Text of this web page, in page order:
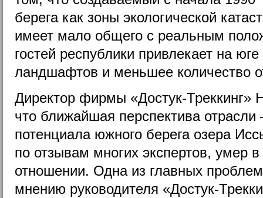
берега как зоны экологической
имеет мало общего с реальным
гостей республики привлекает на
ландшафтов и меньшее количество
Директор фирмы «Достук-Треккинг»
что ближайшая перспектива отрасли
потенциала южного берега озера
по отзывам многих экспертов, умер
отношении. Одна из главных
мнению руководителя «Достук-